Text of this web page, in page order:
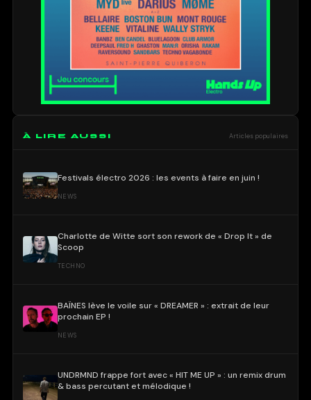
À LIRE AUSSI Articles populaires
Festivals électro 2026 : les events à faire en juin !
NEWS
Charlotte de Witte sort son rework de « Drop It » de
Scoop
TECHNO
BAÏNES lève le voile sur « DREAMER » : extrait de leur
prochain EP !
NEWS
UNDRMND frappe fort avec « HIT ME UP » : un remix drum
& bass percutant et mélodique !